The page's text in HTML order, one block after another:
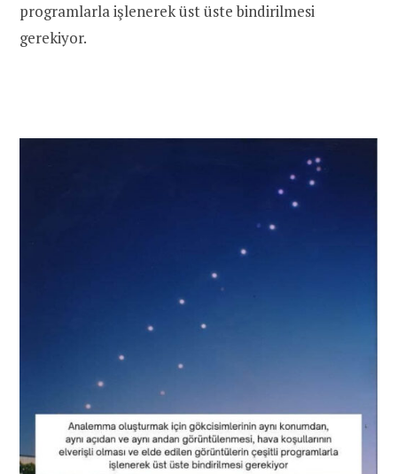
programlarla işlenerek üst üste bindirilmesi
gerekiyor.